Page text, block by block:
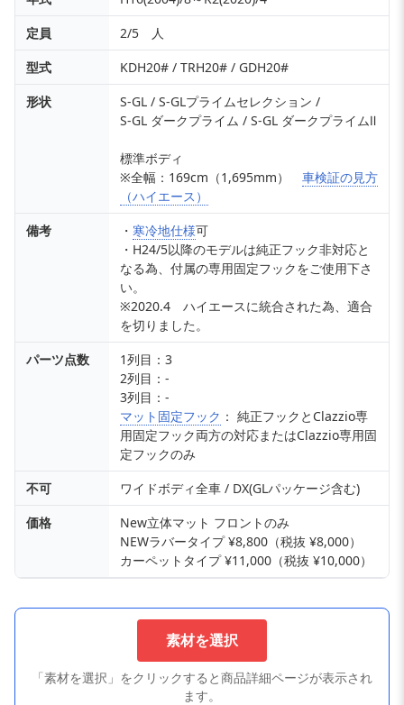
定員
2/5 人
型式
KDH20# / TRH20# / GDH20#
形状
S-GL / S-GLプライムセレクション /
S-GL ダークプライム / S-GL ダークプライムⅡ
標準ボディ
※全幅：169cm（1,695mm） 車検証の見方
（ハイエース）
備考
・ 寒冷地仕様可
・H24/5以降のモデルは純正フック非対応と
なる為、付属の専用固定フックをご使用下さ
い。
※2020.4 ハイエースに統合された為、適合
を切りました。
パーツ点数
1列目：3
2列目：-
3列目：-
マット固定フック ： 純正フックとClazzio専
用固定フック両方の対応またはClazzio専用固
定フックのみ
不可
ワイドボディ全車 / DX(GLパッケージ含む)
価格
New立体マット フロントのみ
NEWラバータイプ ¥8,800（税抜 ¥8,000）
カーペットタイプ ¥11,000（税抜 ¥10,000）
素材を選択
「素材を選択」をクリックすると商品詳細ページが表示され
ます。